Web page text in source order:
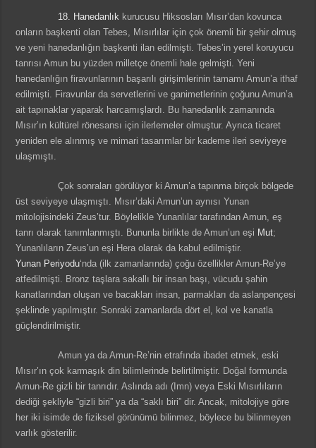
18. Hanedanlık kurucusu Hiksosları Mısır’dan kovunca
onların başkenti olan Tebes, Mısırlılar için çok önemli bir şehir olmuş
ve yeni hanedanlığın başkenti ilan edilmişti. Tebes’in yerel koruyucu
tanrısı Amun bu yüzden milletçe önemli hale gelmişti. Yeni
hanedanlığın firavunlarının başarılı girişimlerinin tamamı Amun’a ithaf
edilmişti. Firavunlar da servetlerini ve ganimetlerinin çoğunu Amun’a
ait tapınaklar yaparak harcamışlardı. Bu hanedanlık zamanında
Mısır’ın kültürel rönesansı için ilerlemeler olmuştur. Ayrıca ticaret
yeniden ele alınmış ve mimari tasarımlar bir kademe ileri seviyeye
ulaşmıştı.
Çok sonraları görülüyor ki Amun’a tapınma birçok bölgede
üst seviyeye ulaşmıştı. Mısır’daki Amun’un aynısı Yunan
mitolojisindeki Zeus’tur. Böylelikle Yunanlılar tarafından Amun, eş
tanrı olarak tanımlanmıştı. Bununla birlikte de Amun’un eşi Mut;
Yunanlıların Zeus’un eşi Hera olarak da kabul edilmiştir.
Yunan Periyodu‘nda (ilk zamanlarında) çoğu özellikler Amun-Re’ye
atfedilmişti. Bronz taşlara sakallı bir insan başı, vücudu şahin
kanatlarından oluşan ve bacakları insan, parmakları da aslanpençesi
şeklinde yapılmıştır. Sonraki zamanlarda dört el, kol ve kanatla
güçlendirilmiştir.
Amun ya da Amun-Re’nin etrafında ibadet etmek, eski
Mısır’ın çok karmaşık din bilimlerinde belirtilmiştir. Doğal formunda
Amun-Re gizli bir tanrıdır. Aslında adı (Imn) veya Eski Mısırlıların
dediği şekliyle “gizli biri” ya da “saklı biri” dir. Ancak, mitolojiye göre
her iki isimde de fiziksel görünümü bilinmez, böylece bu bilinmeyen
varlık gösterilir.